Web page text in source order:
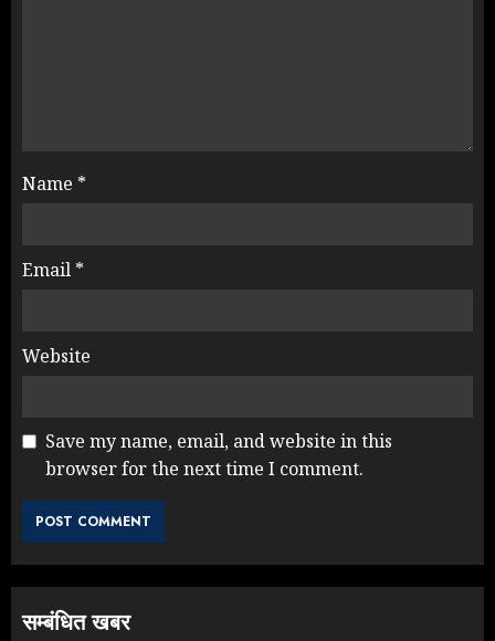
Name *
Email *
Website
Save my name, email, and website in this
browser for the next time I comment.
सम्बंधित खबर
Rahul Gandhi के तीखे वार से बार-बार